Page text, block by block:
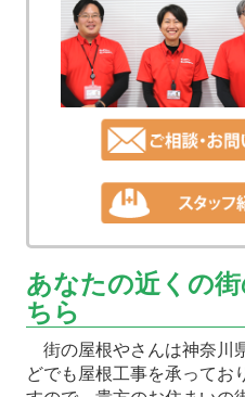
あなたの近くの
ちら
街の屋根やさんは神奈川
どでも屋根工事を承ってお